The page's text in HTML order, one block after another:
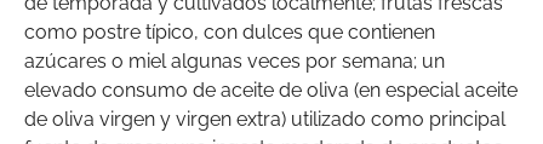
como postre típico, con dulces que contienen
azúcares o miel algunas veces por semana; un
elevado consumo de aceite de oliva (en especial aceite
de oliva virgen y virgen extra) utilizado como principal